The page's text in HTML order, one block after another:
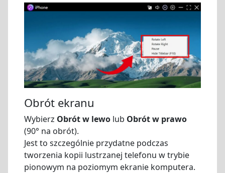
Obrót ekranu
Wybierz Obrót w lewo lub Obrót w prawo
(90° na obrót).
Jest to szczególnie przydatne podczas
tworzenia kopii lustrzanej telefonu w trybie
pionowym na poziomym ekranie komputera.